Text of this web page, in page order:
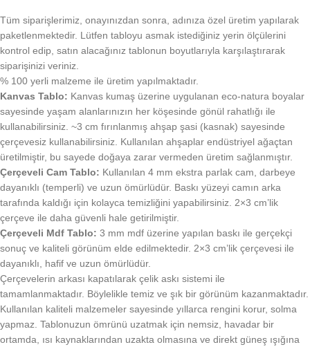
Tüm siparişlerimiz, onayınızdan sonra, adınıza özel üretim yapılarak
paketlenmektedir. Lütfen tabloyu asmak istediğiniz yerin ölçülerini
kontrol edip, satın alacağınız tablonun boyutlarıyla karşılaştırarak
siparişinizi veriniz.
% 100 yerli malzeme ile üretim yapılmaktadır.
Kanvas Tablo: Kanvas kumaş üzerine uygulanan eco-natura boyalar
sayesinde yaşam alanlarınızın her köşesinde gönül rahatlığı ile
kullanabilirsiniz. ~3 cm fırınlanmış ahşap şasi (kasnak) sayesinde
çerçevesiz kullanabilirsiniz. Kullanılan ahşaplar endüstriyel ağaçtan
üretilmiştir, bu sayede doğaya zarar vermeden üretim sağlanmıştır.
Çerçeveli Cam Tablo: Kullanılan 4 mm ekstra parlak cam, darbeye
dayanıklı (temperli) ve uzun ömürlüdür. Baskı yüzeyi camın arka
tarafında kaldığı için kolayca temizliğini yapabilirsiniz. 2×3 cm’lik
çerçeve ile daha güvenli hale getirilmiştir.
Çerçeveli Mdf Tablo: 3 mm mdf üzerine yapılan baskı ile gerçekçi
sonuç ve kaliteli görünüm elde edilmektedir. 2×3 cm’lik çerçevesi ile
dayanıklı, hafif ve uzun ömürlüdür.
Çerçevelerin arkası kapatılarak çelik askı sistemi ile
tamamlanmaktadır. Böylelikle temiz ve şık bir görünüm kazanmaktadır.
Kullanılan kaliteli malzemeler sayesinde yıllarca rengini korur, solma
yapmaz. Tablonuzun ömrünü uzatmak için nemsiz, havadar bir
ortamda, ısı kaynaklarından uzakta olmasına ve direkt güneş ışığına